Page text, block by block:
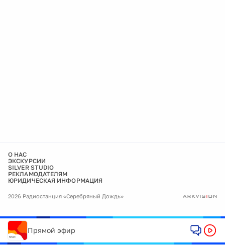
О НАС
ЭКСКУРСИИ
SILVER STUDIO
РЕКЛАМОДАТЕЛЯМ
ЮРИДИЧЕСКАЯ ИНФОРМАЦИЯ
2026 Радиостанция «Серебряный Дождь»
Прямой эфир